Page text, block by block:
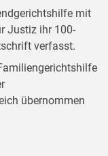
mit
Justiz ihr 100-
verfasst.
übernommen